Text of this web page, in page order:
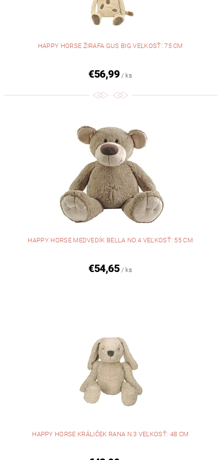
HAPPY HORSE ŽIRAFA GUS BIG VEĽKOSŤ: 75 CM
€56,99 / ks
HAPPY HORSE MEDVEDÍK BELLA NO.4 VEĽKOSŤ: 55 CM
€54,65 / ks
HAPPY HORSE KRÁLIČEK RANA N.3 VEĽKOSŤ: 48 CM